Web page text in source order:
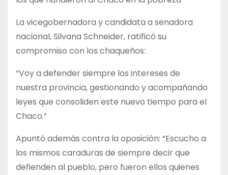
La vicegobernadora y candidata a senadora
nacional, Silvana Schneider, ratificó su
compromiso con los chaqueños:
“Voy a defender siempre los intereses de
nuestra provincia, gestionando y acompañando
leyes que consoliden este nuevo tiempo para el
Chaco.”
Apuntó además contra la oposición: “Escucho a
los mismos caraduras de siempre decir que
defienden al pueblo, pero fueron ellos quienes